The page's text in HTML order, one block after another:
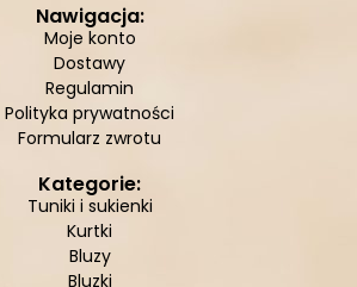
Nawigacja:
Moje konto
Dostawy
Regulamin
Polityka prywatności
Formularz zwrotu
Kategorie:
Tuniki i sukienki
Kurtki
Bluzy
Bluzki